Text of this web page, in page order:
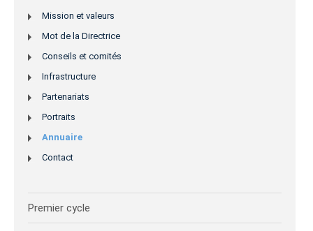
Mission et valeurs
Mot de la Directrice
Conseils et comités
Infrastructure
Partenariats
Portraits
Annuaire
Contact
Premier cycle